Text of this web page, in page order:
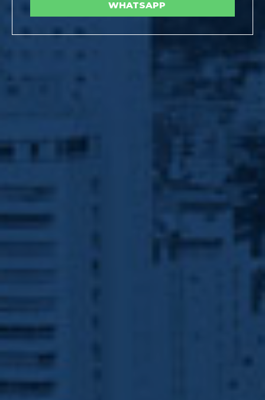
WHATSAPP